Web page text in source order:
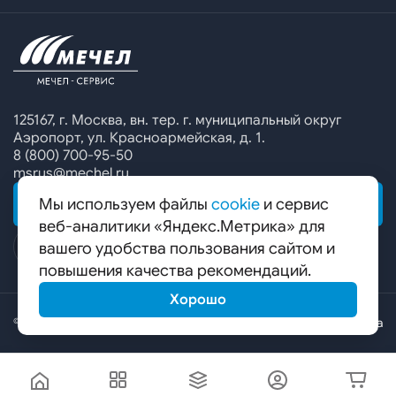
Сбор коммерческих предложений
Специальные предложения
Калькулятор металла
Ижсталь
Уральская кузница
Белорецкий металлургический комбинат
Гурьевский филиал ЧМК
125167, г. Москва, вн. тер. г. муниципальный округ
Аэропорт, ул. Красноармейская, д. 1.
8 (800) 700-95-50
msrus@mechel.ru
ОБРАТНАЯ СВЯЗЬ
© ООО «Мечел-Сервис», 2026 Карта сайта
Мы используем файлы cookie и сервис
веб-аналитики «Яндекс.Метрика» для
вашего удобства пользования сайтом и
повышения качества рекомендаций.
Хорошо